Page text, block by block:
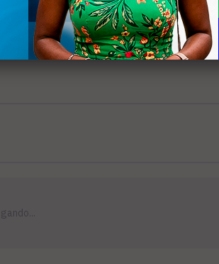
um cardápio com chopp
a reunir os amigos e